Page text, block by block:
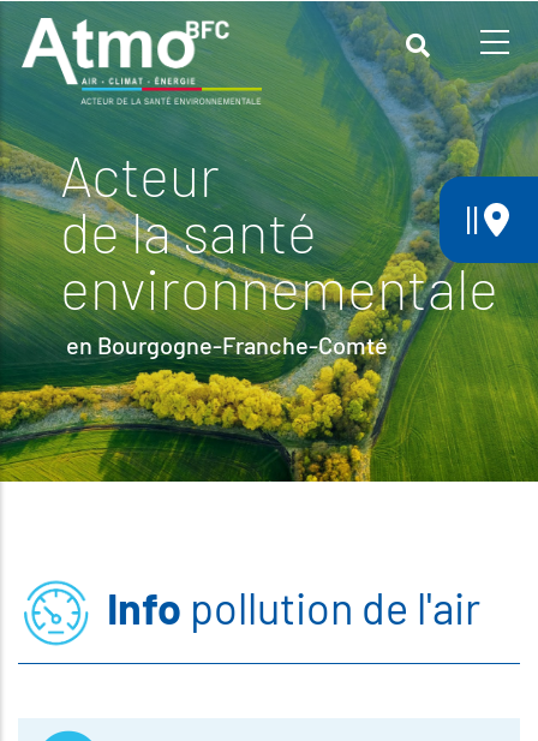
Aller
contenu
principal
||
Acteur
de la santé
environnementale
en Bourgogne-Franche-Comté
Info pollution de l'air